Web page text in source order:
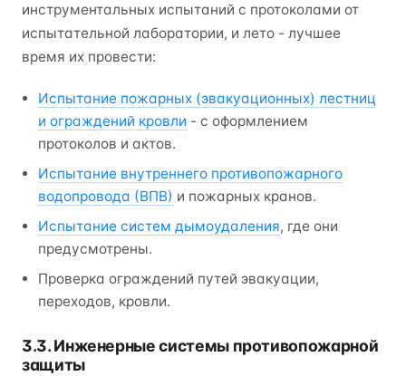
инструментальных испытаний с протоколами от
испытательной лаборатории, и лето - лучшее
время их провести:
Испытание пожарных (эвакуационных) лестниц
и ограждений кровли - с оформлением
протоколов и актов.
Испытание внутреннего противопожарного
водопровода (ВПВ) и пожарных кранов.
Испытание систем дымоудаления, где они
предусмотрены.
Проверка ограждений путей эвакуации,
переходов, кровли.
3.3. Инженерные системы противопожарной
защиты